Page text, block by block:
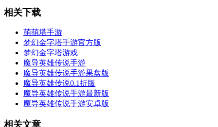
相关下载
萌萌塔手游
梦幻金字塔手游官方版
梦幻金字塔游戏
魔导英雄传说手游
魔导英雄传说手游果盘版
魔导英雄传说0.1折版
魔导英雄传说手游最新版
魔导英雄传说手游安卓版
相关文章